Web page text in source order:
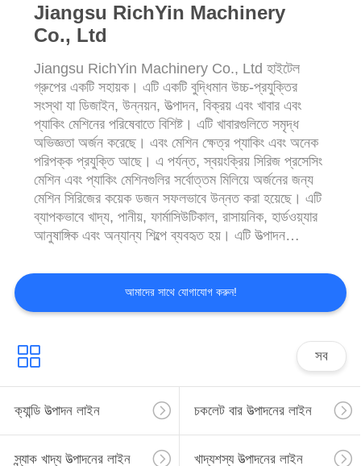
Jiangsu RichYin Machinery
Co., Ltd
Jiangsu RichYin Machinery Co., Ltd হাইটেল
গ্রুপের একটি সহায়ক। এটি একটি বুদ্ধিমান উচ্চ-প্রযুক্তির
সংস্থা যা ডিজাইন, উন্নয়ন, উত্পাদন, বিক্রয় এবং খাবার এবং
প্যাকিং মেশিনের পরিষেবাতে বিশিষ্ট। এটি খাবারগুলিতে সমৃদ্ধ
অভিজ্ঞতা অর্জন করেছে। এবং মেশিন ক্ষেত্র প্যাকিং এবং অনেক
পরিপক্ক প্রযুক্তি আছে। এ পর্যন্ত, স্বয়ংক্রিয় সিরিজ প্রসেসিং
মেশিন এবং প্যাকিং মেশিনগুলির সর্বোত্তম মিলিয়ে অর্জনের জন্য
মেশিন সিরিজের কয়েক ডজন সফলভাবে উন্নত করা হয়েছে। এটি
ব্যাপকভাবে খাদ্য, পানীয়, ফার্মাসিউটিকাল, রাসায়নিক, হার্ডওয়্যার
আনুষাঙ্গিক এবং অন্যান্য শিল্পে ব্যবহৃত হয়। এটি উত্পাদন
আমাদের সাথে যোগাযোগ করুন!
সব
ক্যান্ডি উত্পাদন লাইন চকলেট বার উত্পাদনের লাইন
স্ন্যাক খাদ্য উত্পাদনের লাইন খাদ্যশস্য উত্পাদনের লাইন